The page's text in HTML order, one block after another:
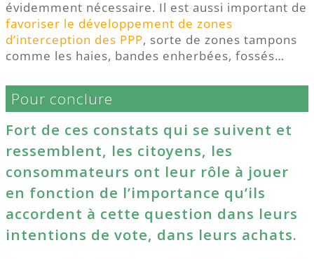
évidemment nécessaire. Il est aussi important de
favoriser le développement de zones
d’interception des PPP, sorte de zones tampons
comme les haies, bandes enherbées, fossés…
Pour conclure
Fort de ces constats qui se suivent et
ressemblent, les citoyens, les
consommateurs ont leur rôle à jouer
en fonction de l’importance qu’ils
accordent à cette question dans leurs
intentions de vote, dans leurs achats.